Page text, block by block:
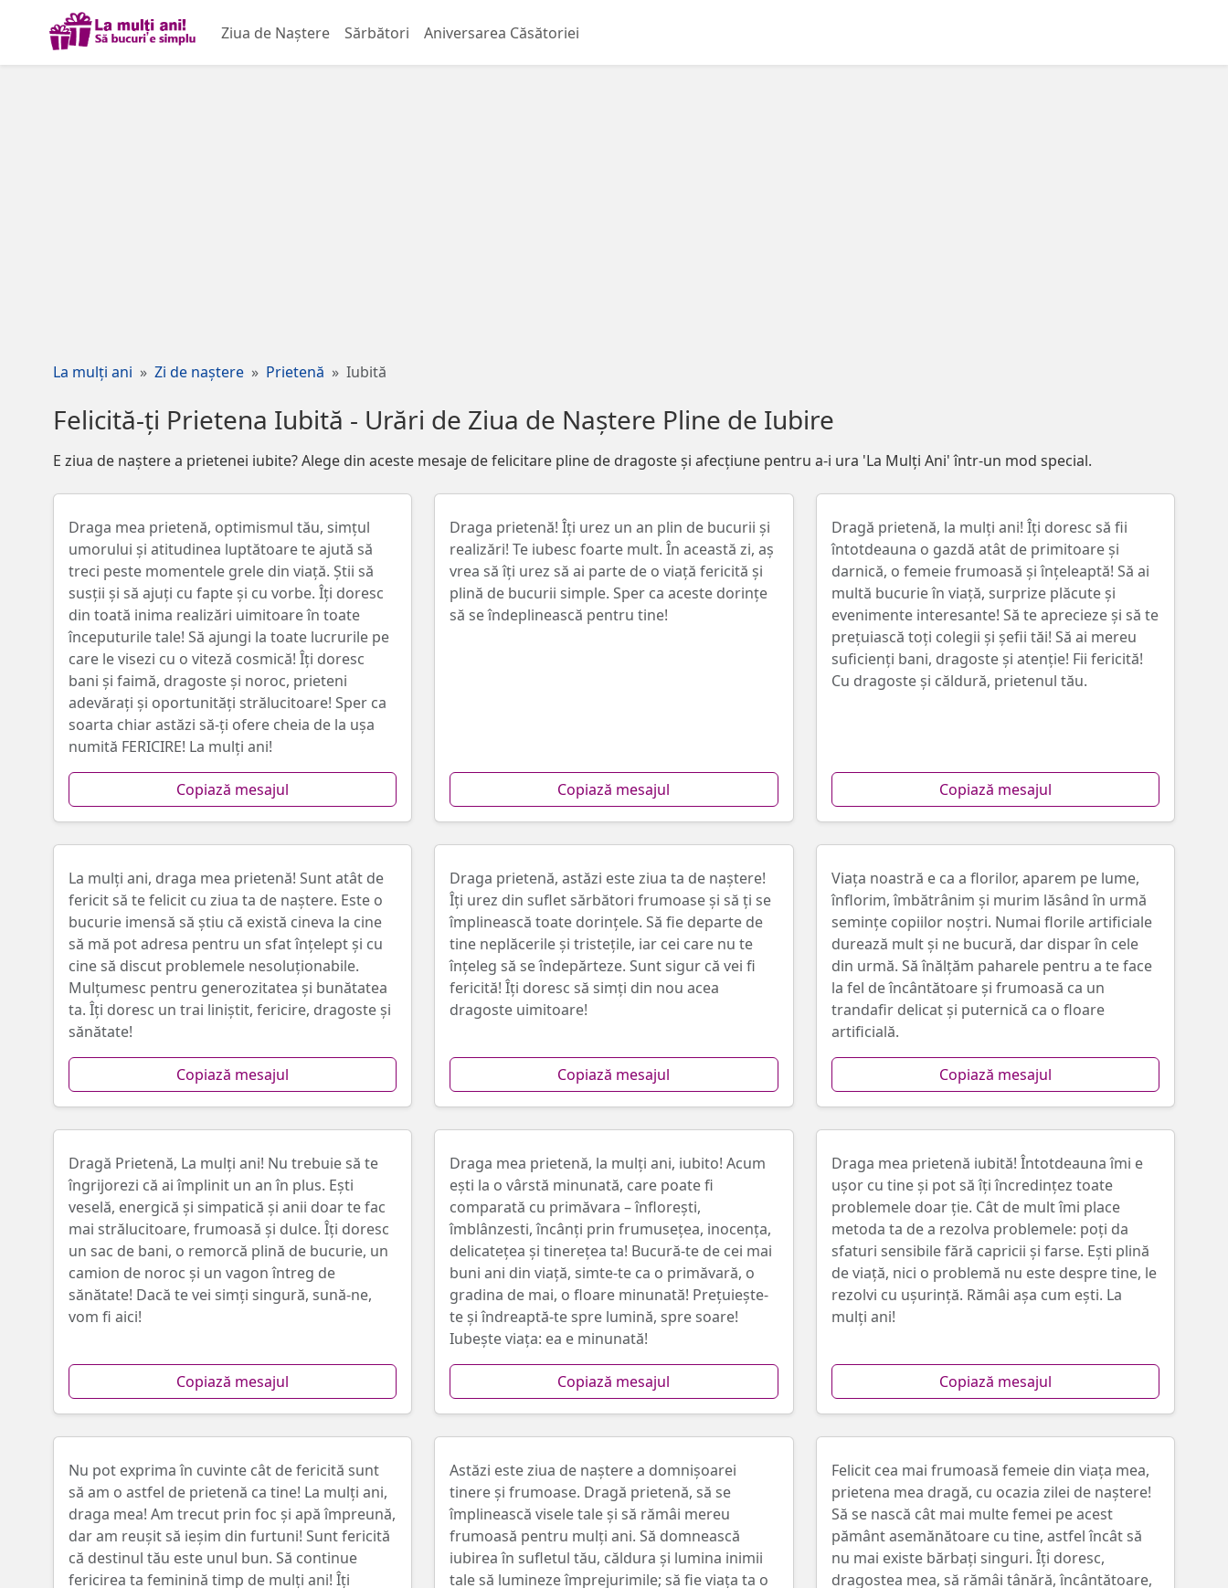
Ziua de Naștere Sărbători Aniversarea Căsătoriei
La mulți ani Zi de naștere Prietenă Iubită
Felicită-ți Prietena Iubită - Urări de Ziua de Naștere Pline de Iubire
E ziua de naștere a prietenei iubite? Alege din aceste mesaje de felicitare pline de dragoste și afecțiune pentru a-i ura 'La Mulți Ani' într-un mod special.
Draga mea prietenă, optimismul tău, simțul
umorului și atitudinea luptătoare te ajută să
treci peste momentele grele din viață. Ştii să
susții și să ajuți cu fapte și cu vorbe. Îți doresc
din toată inima realizări uimitoare în toate
începuturile tale! Să ajungi la toate lucrurile pe
care le visezi cu o viteză cosmică! Îți doresc
bani și faimă, dragoste și noroc, prieteni
adevărați și oportunități strălucitoare! Sper ca
soarta chiar astăzi să-ți ofere cheia de la ușa
numită FERICIRE! La mulți ani!
Copiază mesajul
Draga prietenă! Îți urez un an plin de bucurii și
realizări! Te iubesc foarte mult. În această zi, aș
vrea să îți urez să ai parte de o viață fericită și
plină de bucurii simple. Sper ca aceste dorințe
să se îndeplinească pentru tine!
Copiază mesajul
Dragă prietenă, la mulți ani! Îți doresc să fii
întotdeauna o gazdă atât de primitoare și
darnică, o femeie frumoasă și înțeleaptă! Să ai
multă bucurie în viață, surprize plăcute și
evenimente interesante! Să te aprecieze și să te
prețuiască toți colegii și șefii tăi! Să ai mereu
suficienți bani, dragoste și atenție! Fii fericită!
Cu dragoste și căldură, prietenul tău.
Copiază mesajul
La mulți ani, draga mea prietenă! Sunt atât de
fericit să te felicit cu ziua ta de naștere. Este o
bucurie imensă să știu că există cineva la cine
să mă pot adresa pentru un sfat înțelept și cu
cine să discut problemele nesoluționabile.
Mulțumesc pentru generozitatea și bunătatea
ta. Îți doresc un trai liniștit, fericire, dragoste și
sănătate!
Copiază mesajul
Draga prietenă, astăzi este ziua ta de naștere!
Îți urez din suflet sărbători frumoase și să ți se
împlinească toate dorințele. Să fie departe de
tine neplăcerile și tristețile, iar cei care nu te
înțeleg să se îndepărteze. Sunt sigur că vei fi
fericită! Îți doresc să simți din nou acea
dragoste uimitoare!
Copiază mesajul
Viața noastră e ca a florilor, aparem pe lume,
înflorim, îmbătrânim și murim lăsând în urmă
semințe copiilor noștri. Numai florile artificiale
durează mult și ne bucură, dar dispar în cele
din urmă. Să înălțăm paharele pentru a te face
la fel de încântătoare și frumoasă ca un
trandafir delicat și puternică ca o floare
artificială.
Copiază mesajul
Dragă Prietenă, La mulți ani! Nu trebuie să te
îngrijorezi că ai împlinit un an în plus. Ești
veselă, energică și simpatică și anii doar te fac
mai strălucitoare, frumoasă și dulce. Îți doresc
un sac de bani, o remorcă plină de bucurie, un
camion de noroc și un vagon întreg de
sănătate! Dacă te vei simți singură, sună-ne,
vom fi aici!
Copiază mesajul
Draga mea prietenă, la mulți ani, iubito! Acum
ești la o vârstă minunată, care poate fi
comparată cu primăvara – înflorești,
îmblânzesti, încânți prin frumusețea, inocența,
delicatețea și tinerețea ta! Bucură-te de cei mai
buni ani din viață, simte-te ca o primăvară, o
gradina de mai, o floare minunată! Prețuiește-
te și îndreaptă-te spre lumină, spre soare!
Iubește viața: ea e minunată!
Copiază mesajul
Draga mea prietenă iubită! Întotdeauna îmi e
ușor cu tine și pot să îți încredințez toate
problemele doar ție. Cât de mult îmi place
metoda ta de a rezolva problemele: poți da
sfaturi sensibile fără capricii și farse. Ești plină
de viață, nici o problemă nu este despre tine, le
rezolvi cu ușurință. Rămâi așa cum ești. La
mulți ani!
Copiază mesajul
Nu pot exprima în cuvinte cât de fericită sunt
să am o astfel de prietenă ca tine! La mulți ani,
draga mea! Am trecut prin foc și apă împreună,
dar am reușit să ieșim din furtuni! Sunt fericită
că destinul tău este unul bun. Să continue
fericirea ta feminină timp de mulți ani! Îți
Astăzi este ziua de naștere a domnișoarei
tinere și frumoase. Dragă prietenă, să se
împlinească visele tale și să rămâi mereu
frumoasă pentru mulți ani. Să domnească
iubirea în sufletul tău, căldura și lumina inimii
tale să lumineze împrejurimile; să fie viața ta o
Felicit cea mai frumoasă femeie din viața mea,
prietena mea dragă, cu ocazia zilei de naștere!
Să se nască cât mai multe femei pe acest
pământ asemănătoare cu tine, astfel încât să
nu mai existe bărbați singuri. Îți doresc,
dragostea mea, să rămâi tânără, încântătoare,